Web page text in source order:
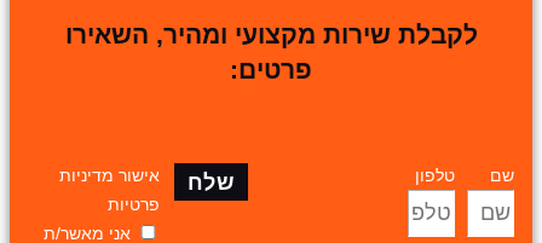
לקבלת שירות מקצועי ומהיר, השאירו
פרטים:
שם טלפון
אישור מדיניות
פרטיות
אני מאשר/ת
שלח